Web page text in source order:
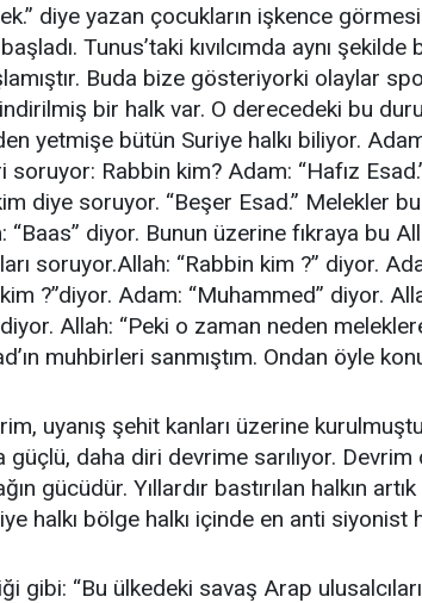
diye yazan çocukların işkence
Tunus’taki kıvılcımda aynı
Buda bize gösteriyorki olaylar
bir halk var. O derecedeki bu
yetmişe bütün Suriye halkı biliyor.
soruyor: Rabbin kim? Adam: “Hafız
diye soruyor. “Beşer Esad.” Melekler
diyor. Bunun üzerine fıkraya bu
soruyor.Allah: “Rabbin kim ?” diyor.
?”diyor. Adam: “Muhammed” diyor.
Allah: “Peki o zaman neden
muhbirleri sanmıştım. Ondan öyle
uyanış şehit kanları üzerine
güçlü, daha diri devrime sarılıyor.
gücüdür. Yıllardır bastırılan halkın
halkı bölge halkı içinde en anti siyonist
gibi: “Bu ülkedeki savaş Arap